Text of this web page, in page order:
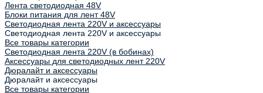
Лента светодиодная 48V
Блоки питания для лент 48V
Светодиодная лента 220V и аксессуары
Светодиодная лента 220V и аксессуары
Все товары категории
Светодиодная лента 220V (в бобинах)
Аксессуары для светодиодных лент 220V
Дюралайт и аксессуары
Дюралайт и аксессуары
Все товары категории